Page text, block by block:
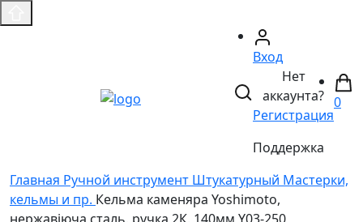
Вход
Нет
аккаунта?
Регистрация
Поддержка
0
Главная Ручной инструмент Штукатурный Мастерки,
кельмы и пр. Кельма каменяра Yoshimoto,